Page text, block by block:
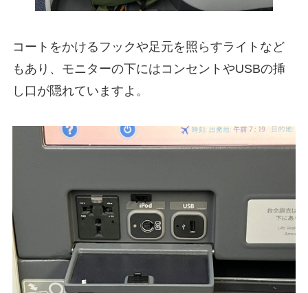
コートをかけるフックや足元を照らすライトなど
もあり、モニターの下にはコンセントやUSBの挿
し口が隠れていますよ。